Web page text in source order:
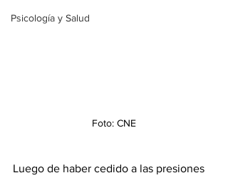
Psicología y Salud
Foto: CNE
Luego de haber cedido a las presiones